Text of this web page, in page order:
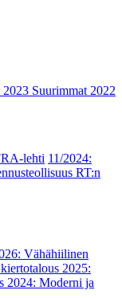
2023 Suurimmat 2022
lehti 11/2024:
RT:n
Vähähiilinen
2025:
2024: Moderni ja